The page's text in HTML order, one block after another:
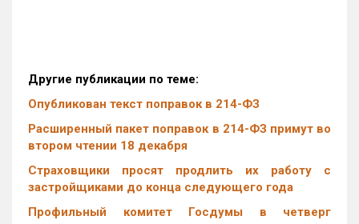
Другие публикации по теме:
Опубликован текст поправок в 214-ФЗ
Расширенный пакет поправок в 214-ФЗ примут во
втором чтении 18 декабря
Страховщики просят продлить их работу с
застройщиками до конца следующего года
Профильный комитет Госдумы в четверг